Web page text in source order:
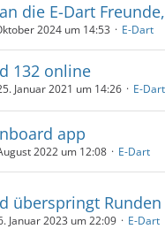
die E-Dart Freunde,
2024 um 14:53 E-Dart
132 online
Januar 2021 um 14:26 E-Dart
app
2022 um 12:08 E-Dart
überspringt Runden
Januar 2023 um 22:09 E-Dart